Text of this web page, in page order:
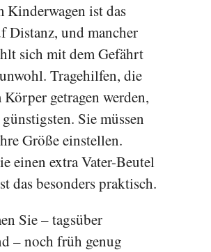
Kinderwagen ist das
Distanz, und mancher
sich mit dem Gefährt
Tragehilfen, die
getragen werden,
Sie müssen
Größe einstellen.
einen extra Vater-Beutel
das besonders praktisch.
Sie – tagsüber
– noch früh genug